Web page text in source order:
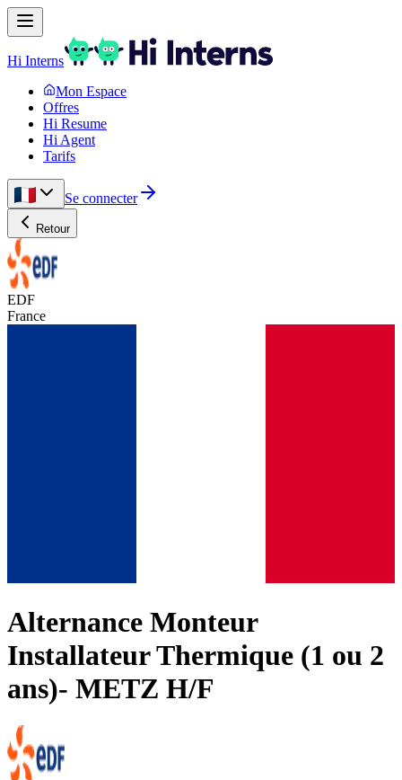
Hi Interns
Mon Espace
Offres
Hi Resume
Hi Agent
Tarifs
Se connecter
Retour
EDF
France
Alternance Monteur
Installateur Thermique (1 ou 2
ans)- METZ H/F